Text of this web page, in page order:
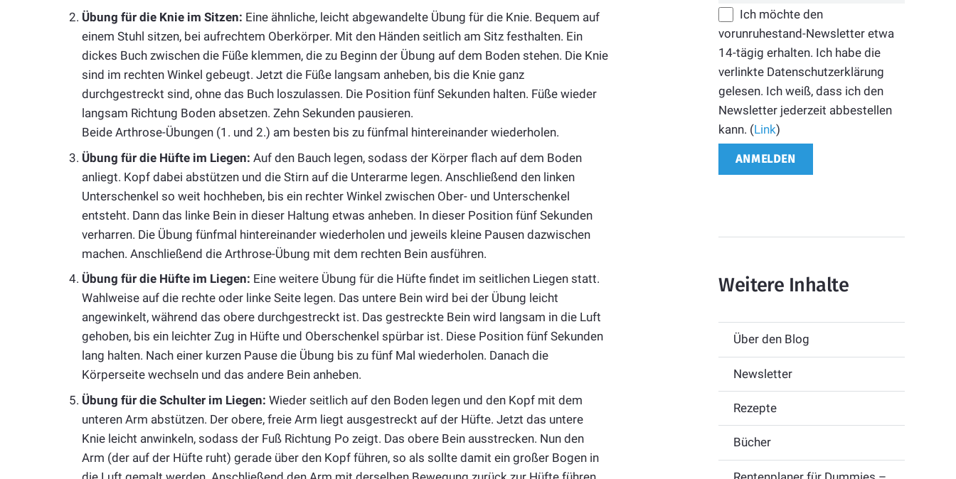
Übung für die Knie im Sitzen: Eine ähnliche, leicht abgewandelte Übung für die Knie. Bequem auf
einem Stuhl sitzen, bei aufrechtem Oberkörper. Mit den Händen seitlich am Sitz festhalten. Ein
dickes Buch zwischen die Füße klemmen, die zu Beginn der Übung auf dem Boden stehen. Die Knie
sind im rechten Winkel gebeugt. Jetzt die Füße langsam anheben, bis die Knie ganz
durchgestreckt sind, ohne das Buch loszulassen. Die Position fünf Sekunden halten. Füße wieder
langsam Richtung Boden absetzen. Zehn Sekunden pausieren.
Beide Arthrose-Übungen (1. und 2.) am besten bis zu fünfmal hintereinander wiederholen.
Übung für die Hüfte im Liegen: Auf den Bauch legen, sodass der Körper flach auf dem Boden
anliegt. Kopf dabei abstützen und die Stirn auf die Unterarme legen. Anschließend den linken
Unterschenkel so weit hochheben, bis ein rechter Winkel zwischen Ober- und Unterschenkel
entsteht. Dann das linke Bein in dieser Haltung etwas anheben. In dieser Position fünf Sekunden
verharren. Die Übung fünfmal hintereinander wiederholen und jeweils kleine Pausen dazwischen
machen. Anschließend die Arthrose-Übung mit dem rechten Bein ausführen.
Übung für die Hüfte im Liegen: Eine weitere Übung für die Hüfte findet im seitlichen Liegen statt.
Wahlweise auf die rechte oder linke Seite legen. Das untere Bein wird bei der Übung leicht
angewinkelt, während das obere durchgestreckt ist. Das gestreckte Bein wird langsam in die Luft
gehoben, bis ein leichter Zug in Hüfte und Oberschenkel spürbar ist. Diese Position fünf Sekunden
lang halten. Nach einer kurzen Pause die Übung bis zu fünf Mal wiederholen. Danach die
Körperseite wechseln und das andere Bein anheben.
Übung für die Schulter im Liegen: Wieder seitlich auf den Boden legen und den Kopf mit dem
unteren Arm abstützen. Der obere, freie Arm liegt ausgestreckt auf der Hüfte. Jetzt das untere
Knie leicht anwinkeln, sodass der Fuß Richtung Po zeigt. Das obere Bein ausstrecken. Nun den
Arm (der auf der Hüfte ruht) gerade über den Kopf führen, so als sollte damit ein großer Bogen in
Ich möchte den
vorunruhestand-Newsletter etwa
14-tägig erhalten. Ich habe die
verlinkte Datenschutzerklärung
gelesen. Ich weiß, dass ich den
Newsletter jederzeit abbestellen
kann. (Link)
Weitere Inhalte
Über den Blog
Newsletter
Rezepte
Bücher